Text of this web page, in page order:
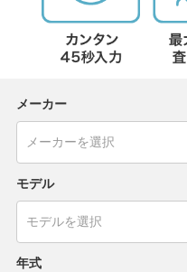
メーカー
モデル
年式